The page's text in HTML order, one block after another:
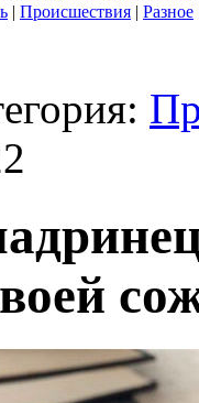
| Происшествия | Разное